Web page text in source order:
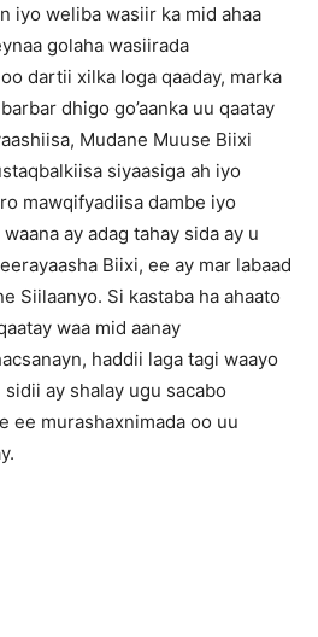
iyo weliba wasiir ka mid ahaa
golaha wasiirada
dartii xilka loga qaaday, marka
dhigo go’aanka uu qaatay
Mudane Muuse Biixi
siyaasiga ah iyo
mawqifyadiisa dambe iyo
ay adag tahay sida ay u
Biixi, ee ay mar labaad
Siilaanyo. Si kastaba ha ahaato
waa mid aanay
haddii laga tagi waayo
ay shalay ugu sacabo
ee murashaxnimada oo uu